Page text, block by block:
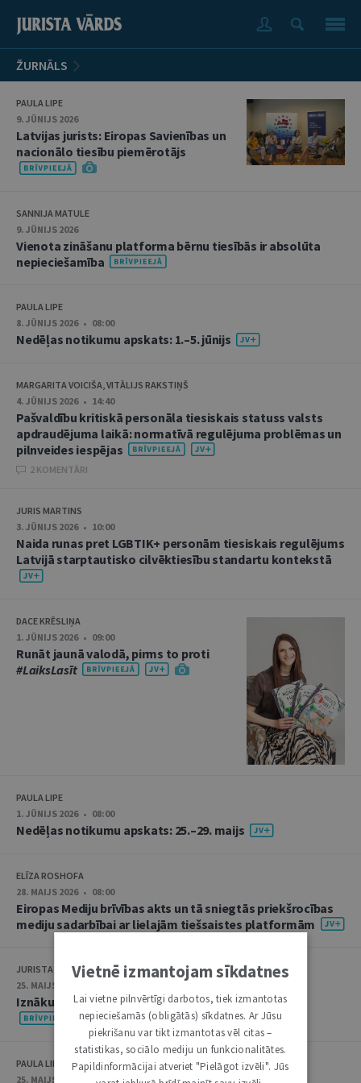
ŽURNĀLS
PAULA LIPE
9. JŪNIJS 2026
Latvijas jurists: Eiropas Savienības un
nacionālo tiesību piemērotājs
SANNIJA MATULE
9. JŪNIJS 2026
Vienota zināšanu platforma bērnu tiesībās ir absolūta
nepieciešamība
PAULA LIPE
8. JŪNIJS 2026 • 08:00
Nedēļas notikumu apskats: 1.–5. jūnijs
MARGARITA VOICIŠA, VITĀLIJS RAKSTIŅŠ
4. JŪNIJS 2026 • 14:40
Pašvaldību kritiskā personāla tiesiskais statuss valsts
apdraudējuma laikā: normatīvā regulējuma problēmas un
pilnveides iespējas
2 KOMENTĀRI
JURIS MARTINS
3. JŪNIJS 2026 • 10:00
Naida runas pret LGBTIK+ personām tiesiskais regulējums
Latvijā starptautisko cilvēktiesību standartu kontekstā
DACE KRĒSLIŅA
1. JŪNIJS 2026 • 09:00
Runāt jaunā valodā, pirms to proti
#LaiksLasīt
PAULA LIPE
1. JŪNIJS 2026 • 08:00
Nedēļas notikumu apskats: 25.–29. maijs
ELĪZA ROSHOFA
28. MAIJS 2026 • 08:00
Eiropas Mediju brīvības akts un tā sniegtās priekšrocības
mediju sadarbībai ar lielajām tiešsaistes platformām
JURISTA VĀRDS
25. MAIJS 2026 • 19:00
Iznākusi “Jurista Vārda” raidieraksta maija sērija
PAULA LIPE
25. MAIJS 2026 • 08:00
Vietnē izmantojam sīkdatnes
Lai vietne pilnvērtīgi darbotos, tiek izmantotas
nepieciešamās (obligātās) sīkdatnes. Ar Jūsu
piekrišanu var tikt izmantotas vēl citas –
statistikas, sociālo mediju un funkcionalitātes.
Papildinformācijai atveriet "Pielāgot izvēli". Jūs